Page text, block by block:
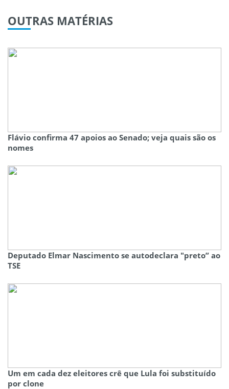
OUTRAS MATÉRIAS
Flávio confirma 47 apoios ao Senado; veja quais são os
nomes
Deputado Elmar Nascimento se autodeclara "preto” ao
TSE
Um em cada dez eleitores crê que Lula foi substituído
por clone